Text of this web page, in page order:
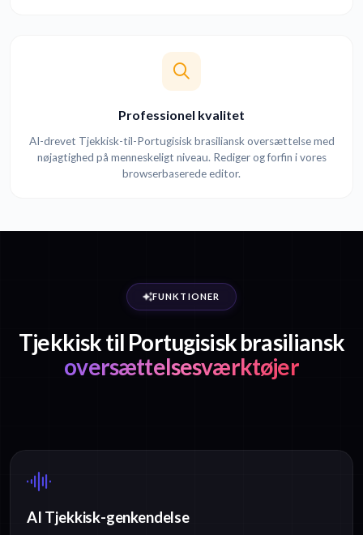
Professionel kvalitet
AI-drevet Tjekkisk-til-Portugisisk brasiliansk oversættelse med
nøjagtighed på menneskeligt niveau. Rediger og forfin i vores
browserbaserede editor.
FUNKTIONER
Tjekkisk til Portugisisk brasiliansk
oversættelsesværktøjer
AI Tjekkisk-genkendelse